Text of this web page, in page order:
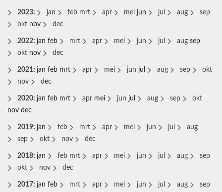
2023: jan feb mrt apr mei jun jul aug
sep
okt nov dec
2022: jan feb mrt apr mei jun jul aug sep
okt nov dec
2021: jan feb mrt apr mei jun jul aug sep
okt
nov
dec
2020: jan feb mrt apr mei jun jul aug sep
okt
nov dec
2019: jan feb mrt apr mei jun jul
aug
sep
okt nov dec
2018: jan feb mrt apr mei jun jul aug
sep
okt
nov dec
2017: jan feb mrt apr mei jun jul aug
sep